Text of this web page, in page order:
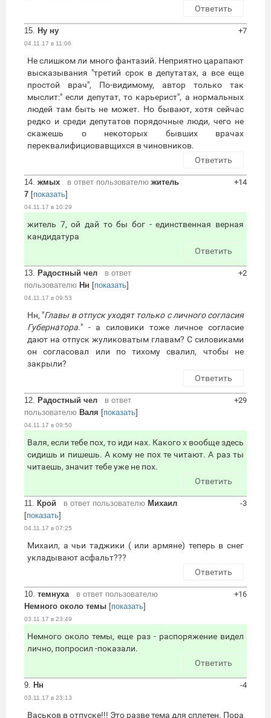
Ответить
15. Ну ну
04.11.17 в 11:06
+7
Не слишком ли много фантазий. Неприятно царапают
высказывания "третий срок в депутатах, а все еще
простой врач", По-видимому, автор только так
мыслит:" если депутат, то карьерист", а нормальных
людей там быть не может. Но бывают, хотя сейчас
редко и среди депутатов порядочные люди, чего не
скажешь о некоторых бывших врачах
переквалифициовавщихся в чиновников.
Ответить
14. жмых в ответ пользователю житель
7 [показать]
04.11.17 в 10:29
+14
житель 7, ой дай то бы бог - единственная верная
кандидатура
Ответить
13. Радостный чел
в ответ
пользователю Нн [показать]
04.11.17 в 09:53
+2
Нн, "Главы в отпуск уходят только с личного согласия
Губернатора." - а силовики тоже личное согласие
дают на отпуск жуликоватым главам? С силовиками
он согласовал или по тихому свалил, чтобы не
закрыли?
Ответить
12. Радостный чел
в ответ
пользователю Валя [показать]
04.11.17 в 09:50
+29
Валя, если тебе пох, то иди нах. Какого х вообще здесь
сидишь и пишешь. А кому не пох те читают. А раз ты
читаешь, значит тебе уже не пох.
Ответить
11. Крой в ответ пользователю Михаил
[показать]
04.11.17 в 07:25
-3
Михаил, а чьи таджики ( или армяне) теперь в снег
укладывают асфальт???
Ответить
10. темнуха
в ответ пользователю
Немного около темы [показать]
03.11.17 в 23:49
+16
Немного около темы, еще раз - распоряжение видел
лично, попросил -показали.
Ответить
9. Нн
03.11.17 в 23:13
-4
Васьков в отпуске!!! Это разве тема для сплетен. Пора